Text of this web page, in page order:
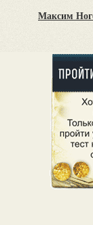
Максим